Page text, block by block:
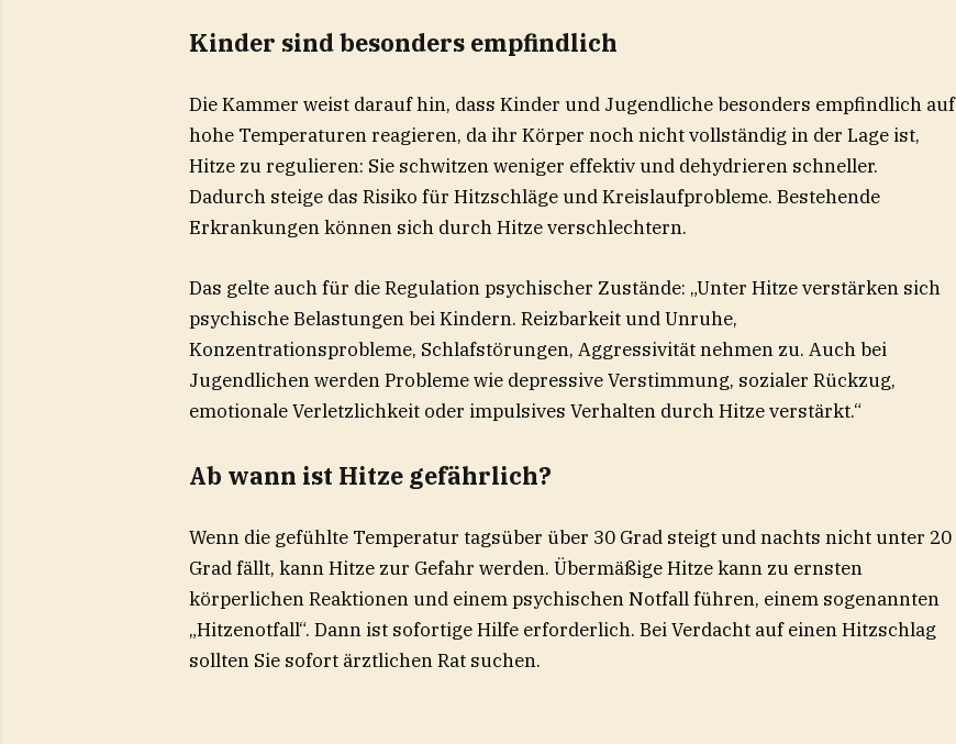
Kinder sind besonders empfindlich
Die Kammer weist darauf hin, dass Kinder und Jugendliche besonders empfindlich auf
hohe Temperaturen reagieren, da ihr Körper noch nicht vollständig in der Lage ist,
Hitze zu regulieren: Sie schwitzen weniger effektiv und dehydrieren schneller.
Dadurch steige das Risiko für Hitzschläge und Kreislaufprobleme. Bestehende
Erkrankungen können sich durch Hitze verschlechtern.
Das gelte auch für die Regulation psychischer Zustände: „Unter Hitze verstärken sich
psychische Belastungen bei Kindern. Reizbarkeit und Unruhe,
Konzentrationsprobleme, Schlafstörungen, Aggressivität nehmen zu. Auch bei
Jugendlichen werden Probleme wie depressive Verstimmung, sozialer Rückzug,
emotionale Verletzlichkeit oder impulsives Verhalten durch Hitze verstärkt.“
Ab wann ist Hitze gefährlich?
Wenn die gefühlte Temperatur tagsüber über 30 Grad steigt und nachts nicht unter 20
Grad fällt, kann Hitze zur Gefahr werden. Übermäßige Hitze kann zu ernsten
körperlichen Reaktionen und einem psychischen Notfall führen, einem sogenannten
„Hitzenotfall“. Dann ist sofortige Hilfe erforderlich. Bei Verdacht auf einen Hitzschlag
sollten Sie sofort ärztlichen Rat suchen.